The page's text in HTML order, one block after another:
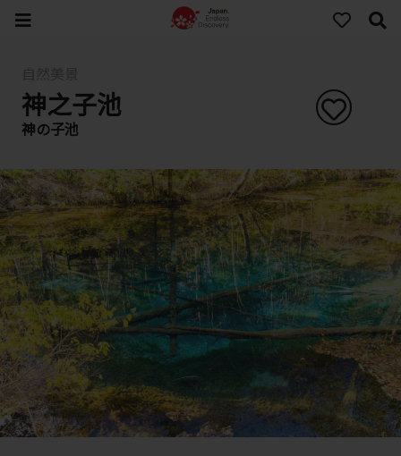
神之子池
神の子池